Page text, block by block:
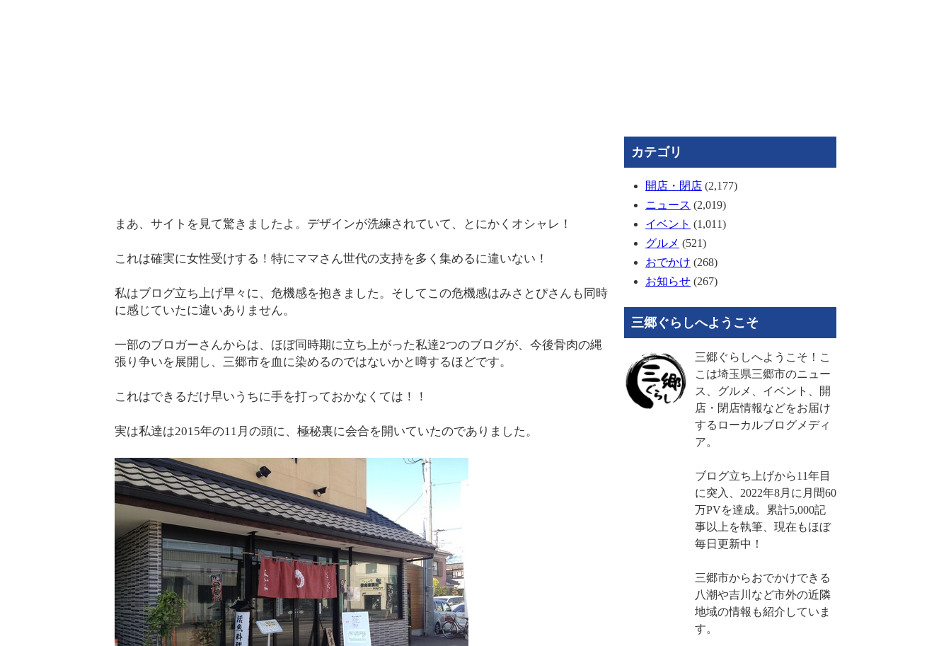
まあ、サイトを見て驚きましたよ。デザインが洗練されていて、とにかくオシャレ！
これは確実に女性受けする！特にママさん世代の支持を多く集めるに違いない！
私はブログ立ち上げ早々に、危機感を抱きました。そしてこの危機感はみさとぴさんも同時
に感じていたに違いありません。
一部のブロガーさんからは、ほぼ同時期に立ち上がった私達2つのブログが、今後骨肉の縄
張り争いを展開し、三郷市を血に染めるのではないかと噂するほどです。
これはできるだけ早いうちに手を打っておかなくては！！
実は私達は2015年の11月の頭に、極秘裏に会合を開いていたのでありました。
カテゴリ
開店・閉店 (2,177)
ニュース (2,019)
イベント (1,011)
グルメ (521)
おでかけ (268)
お知らせ (267)
三郷ぐらしへようこそ
三郷ぐらしへようこそ！こ
こは埼玉県三郷市のニュー
ス、グルメ、イベント、開
店・閉店情報などをお届け
するローカルブログメディ
ア。
ブログ立ち上げから11年目
に突入、2022年8月に月間60
万PVを達成。累計5,000記
事以上を執筆、現在もほぼ
毎日更新中！
三郷市からおでかけできる
八潮や吉川など市外の近隣
地域の情報も紹介していま
す。